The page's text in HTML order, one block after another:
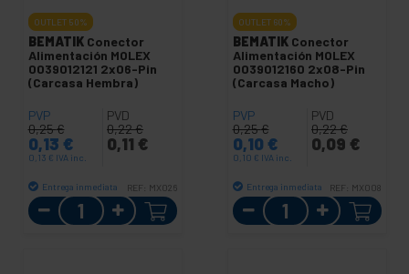
OUTLET 50%
BEMATIK Conector
Alimentación MOLEX
0039012121 2x06-Pin
(Carcasa Hembra)
PVP
0,25€
0,13 €
0,13 € IVA inc.
PVD
0,22€
0,11 €
Entrega inmediata REF: MX026
Cantidad
OUTLET 60%
BEMATIK Conector
Alimentación MOLEX
0039012160 2x08-Pin
(Carcasa Macho)
PVP
0,25€
0,10 €
0,10 € IVA inc.
PVD
0,22€
0,09 €
Entrega inmediata REF: MX008
Cantidad